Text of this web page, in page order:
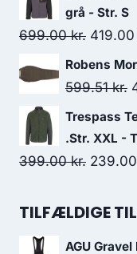
was:
579.00
grå - Str. S
699.00kr. Original
price
was:
419.00
Robens
599.51kr.
Trespass
.Str. XXL -
399.00kr. Original
was:
239.00
TILFÆLDIGE
AGU